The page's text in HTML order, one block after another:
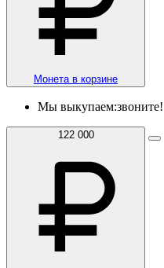
Монета в корзине
Мы выкупаем:звоните!
122 000